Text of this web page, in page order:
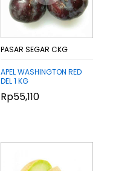
PASAR SEGAR CKG
APEL WASHINGTON RED
DEL 1 KG
Rp55,110
Rp55,110